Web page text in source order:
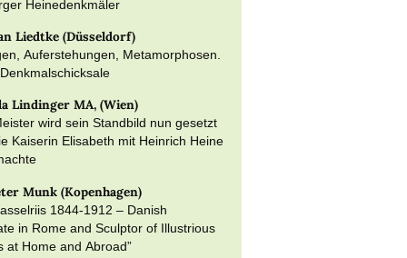
Heinedenkmäler
Liedtke (Düsseldorf)
Auferstehungen, Metamorphosen.
Lindinger MA, (Wien)
wird sein Standbild nun gesetzt
Kaiserin Elisabeth mit Heinrich Heine
Munk (Kopenhagen)
1844-1912 – Danish
in Rome and Sculptor of Illustrious
at Home and Abroad”